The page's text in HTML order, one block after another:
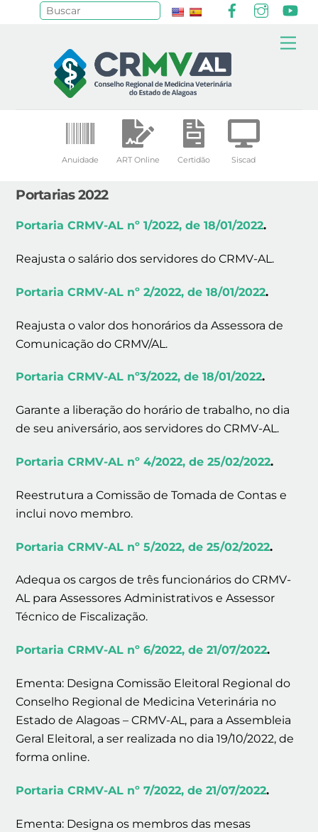
Anuidade ART Online Certidão Siscad
Portarias 2022
Portaria CRMV-AL nº 1/2022, de 18/01/2022.
Reajusta o salário dos servidores do CRMV-AL.
Portaria CRMV-AL nº 2/2022, de 18/01/2022.
Reajusta o valor dos honorários da Assessora de
Comunicação do CRMV/AL.
Portaria CRMV-AL nº3/2022, de 18/01/2022.
Garante a liberação do horário de trabalho, no dia
de seu aniversário, aos servidores do CRMV-AL.
Portaria CRMV-AL nº 4/2022, de 25/02/2022.
Reestrutura a Comissão de Tomada de Contas e
inclui novo membro.
Portaria CRMV-AL nº 5/2022, de 25/02/2022.
Adequa os cargos de três funcionários do CRMV-
AL para Assessores Administrativos e Assessor
Técnico de Fiscalização.
Portaria CRMV-AL nº 6/2022, de 21/07/2022.
Ementa: Designa Comissão Eleitoral Regional do
Conselho Regional de Medicina Veterinária no
Estado de Alagoas – CRMV-AL, para a Assembleia
Geral Eleitoral, a ser realizada no dia 19/10/2022, de
forma online.
Portaria CRMV-AL nº 7/2022, de 21/07/2022.
Ementa: Designa os membros das mesas